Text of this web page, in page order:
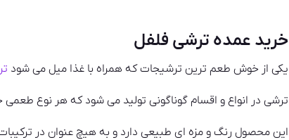
خرید عمده ترشی فلفل
یکی از خوش طعم ترین ترشیجات که همراه با غذا میل می شود
ترشی در انواع و اقسام گوناگونی تولید می شود که هر نوع
این محصول رنگ و مزه ای طبیعی دارد و به هیچ عنوان در ترکیبات